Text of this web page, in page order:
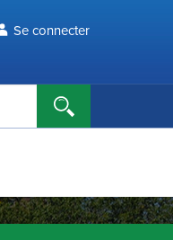
Se connecter